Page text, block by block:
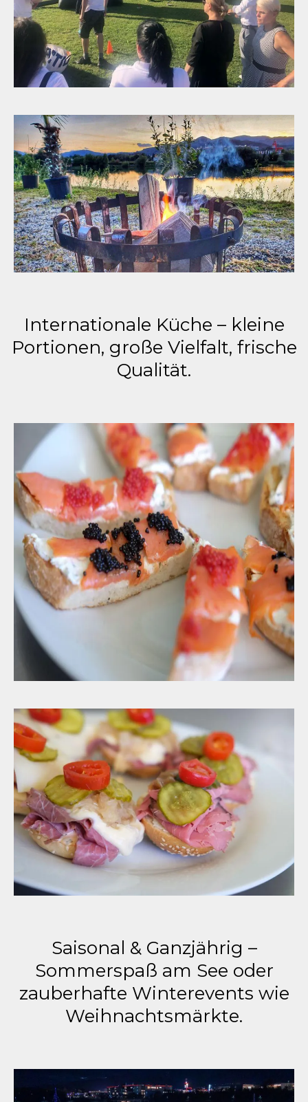
Internationale Küche – kleine
Portionen, große Vielfalt, frische
Qualität.
Saisonal & Ganzjährig –
Sommerspaß am See oder
zauberhafte Winterevents wie
Weihnachtsmärkte.